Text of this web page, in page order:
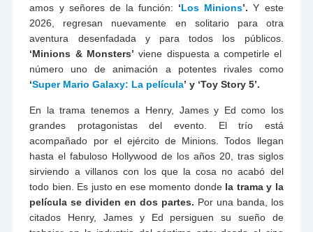
amos y señores de la función: ‘Los Minions’. Y este
2026, regresan nuevamente en solitario para otra
aventura desenfadada y para todos los públicos.
‘Minions & Monsters’ viene dispuesta a competirle el
número uno de animación a potentes rivales como
‘Super Mario Galaxy: La película’ y ‘Toy Story 5’.
En la trama tenemos a Henry, James y Ed como los
grandes protagonistas del evento. El trío está
acompañado por el ejército de Minions. Todos llegan
hasta el fabuloso Hollywood de los años 20, tras siglos
sirviendo a villanos con los que la cosa no acabó del
todo bien. Es justo en ese momento donde la trama y la
película se dividen en dos partes. Por una banda, los
citados Henry, James y Ed persiguen su sueño de